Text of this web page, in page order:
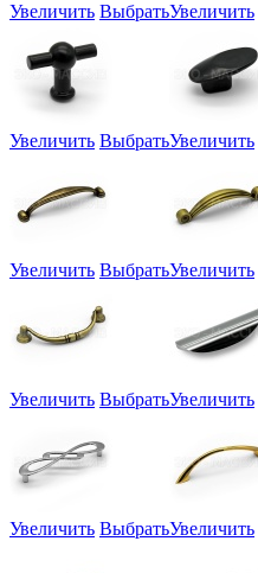
Увеличить ВыбратьУвеличить
Увеличить ВыбратьУвеличить
Увеличить ВыбратьУвеличить
Увеличить ВыбратьУвеличить
Увеличить ВыбратьУвеличить